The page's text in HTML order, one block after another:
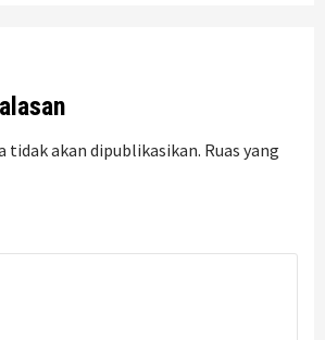
tidak akan dipublikasikan. Ruas yang